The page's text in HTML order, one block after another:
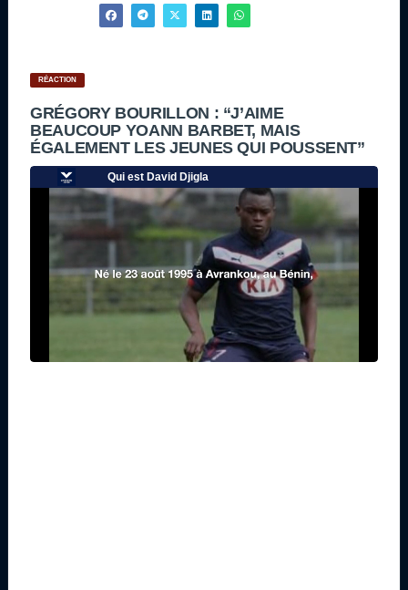
RÉACTION
GRÉGORY BOURILLON : “J’AIME
BEAUCOUP YOANN BARBET, MAIS
ÉGALEMENT LES JEUNES QUI POUSSENT”